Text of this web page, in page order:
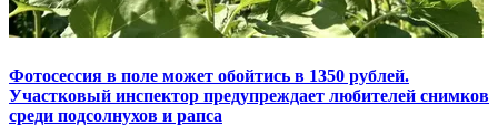
Фотосессия в поле может обойтись в 1350 рублей.
Участковый инспектор предупреждает любителей снимков
среди подсолнухов и рапса